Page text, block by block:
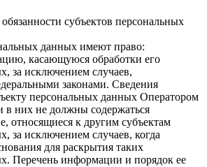
субъектов персональных
данных имеют право:
касающуюся обработки его
за исключением случаев,
законами. Сведения
персональных данных Оператором
в них не должны содержаться
относящиеся к другим субъектам
за исключением случаев, когда
для раскрытия таких
Перечень информации и порядок ее